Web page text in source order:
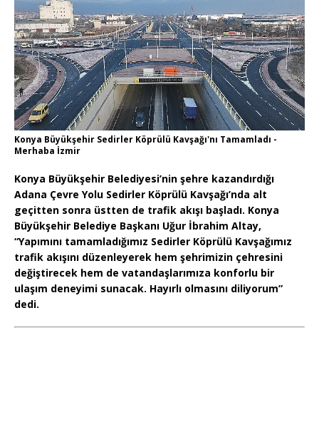
Konya Büyükşehir Sedirler Köprülü Kavşağı'nı Tamamladı -
Merhaba İzmir
Konya Büyükşehir Belediyesi’nin şehre kazandırdığı
Adana Çevre Yolu Sedirler Köprülü Kavşağı’nda alt
geçitten sonra üstten de trafik akışı başladı. Konya
Büyükşehir Belediye Başkanı Uğur İbrahim Altay,
“Yapımını tamamladığımız Sedirler Köprülü Kavşağımız
trafik akışını düzenleyerek hem şehrimizin çehresini
değiştirecek hem de vatandaşlarımıza konforlu bir
ulaşım deneyimi sunacak. Hayırlı olmasını diliyorum”
dedi.